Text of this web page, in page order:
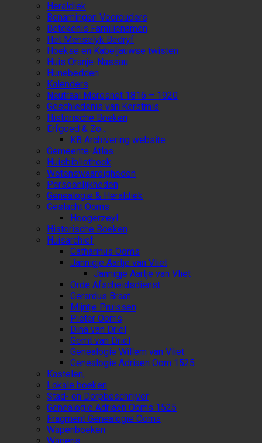
Heraldiek
Benamingen Voorouders
Betekenis Familienamen
Het Menselyk Bedryf
Hoekse en Kabeljauwse twisten
Huis Oranje-Nassau
Hunebedden
Kalenders
Neutraal Moresnet 1816 – 1920
Geschiedenis van Kerstmis
Historische Boeken
Erfgoed & Zo…
KB Archivering website
Gemeente-Atlas
Huisbibliotheek
Wetenswaardigheden
Persoonlijkheden
Genealogie & Heraldiek
Geslacht Ooms
Hoogerzeyl
Historische Boeken
Huisarchief
Catharinus Ooms
Jannigje Aartje van Vliet
Jannigje Aartje van Vliet
Orde Afscheidsdienst
Gerardus Braat
Mijntje Pruissen
Pieter Ooms
Dina van Driel
Gerrit van Driel
Genealogie Willem van Vliet
Genealogie Adriaen Oom 1525
Kastelen,
Lokale boeken
Stad- en Dorpbeschrijver
Genealogie Adriaen Ooms 1525
Fragment Genealogie Ooms
Wapenboeken